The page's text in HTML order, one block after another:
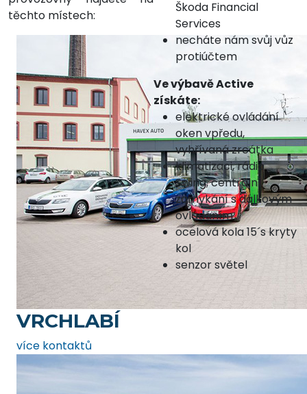
Škoda Financial
Services
necháte nám svůj vůz
protiúčtem
Ve výbavě Active
získáte:
elektrické ovládání
oken vpředu,
vyhřívaná zrcátka
klimatizaci, rádio
Swing, centrální
zamykání s dálkovým
ovládáním
ocelová kola 15´s kryty
kol
senzor světel
těchto místech:
VRCHLABÍ
více kontaktů